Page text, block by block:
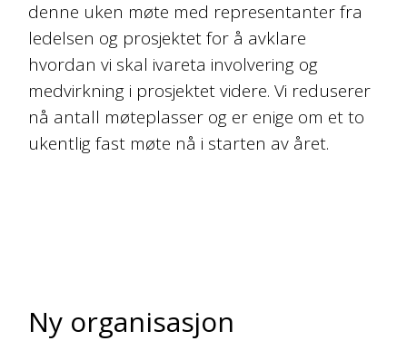
denne uken møte med representanter fra
ledelsen og prosjektet for å avklare
hvordan vi skal ivareta involvering og
medvirkning i prosjektet videre. Vi reduserer
nå antall møteplasser og er enige om et to
ukentlig fast møte nå i starten av året.
Ny organisasjon